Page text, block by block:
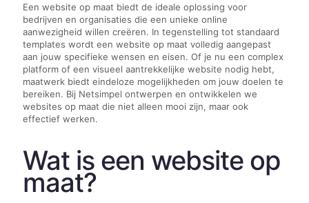
Een website op maat biedt de ideale oplossing voor
bedrijven en organisaties die een unieke online
aanwezigheid willen creëren. In tegenstelling tot standaard
templates wordt een website op maat volledig aangepast
aan jouw specifieke wensen en eisen. Of je nu een complex
platform of een visueel aantrekkelijke website nodig hebt,
maatwerk biedt eindeloze mogelijkheden om jouw doelen te
bereiken. Bij Netsimpel ontwerpen en ontwikkelen we
websites op maat die niet alleen mooi zijn, maar ook
effectief werken.
Wat is een website op
maat?